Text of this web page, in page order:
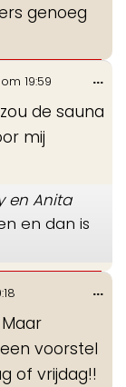
genoeg
om 19:59
de sauna
mij
en Anita
en dan is
...
voorstel
of vrijdag!!
...